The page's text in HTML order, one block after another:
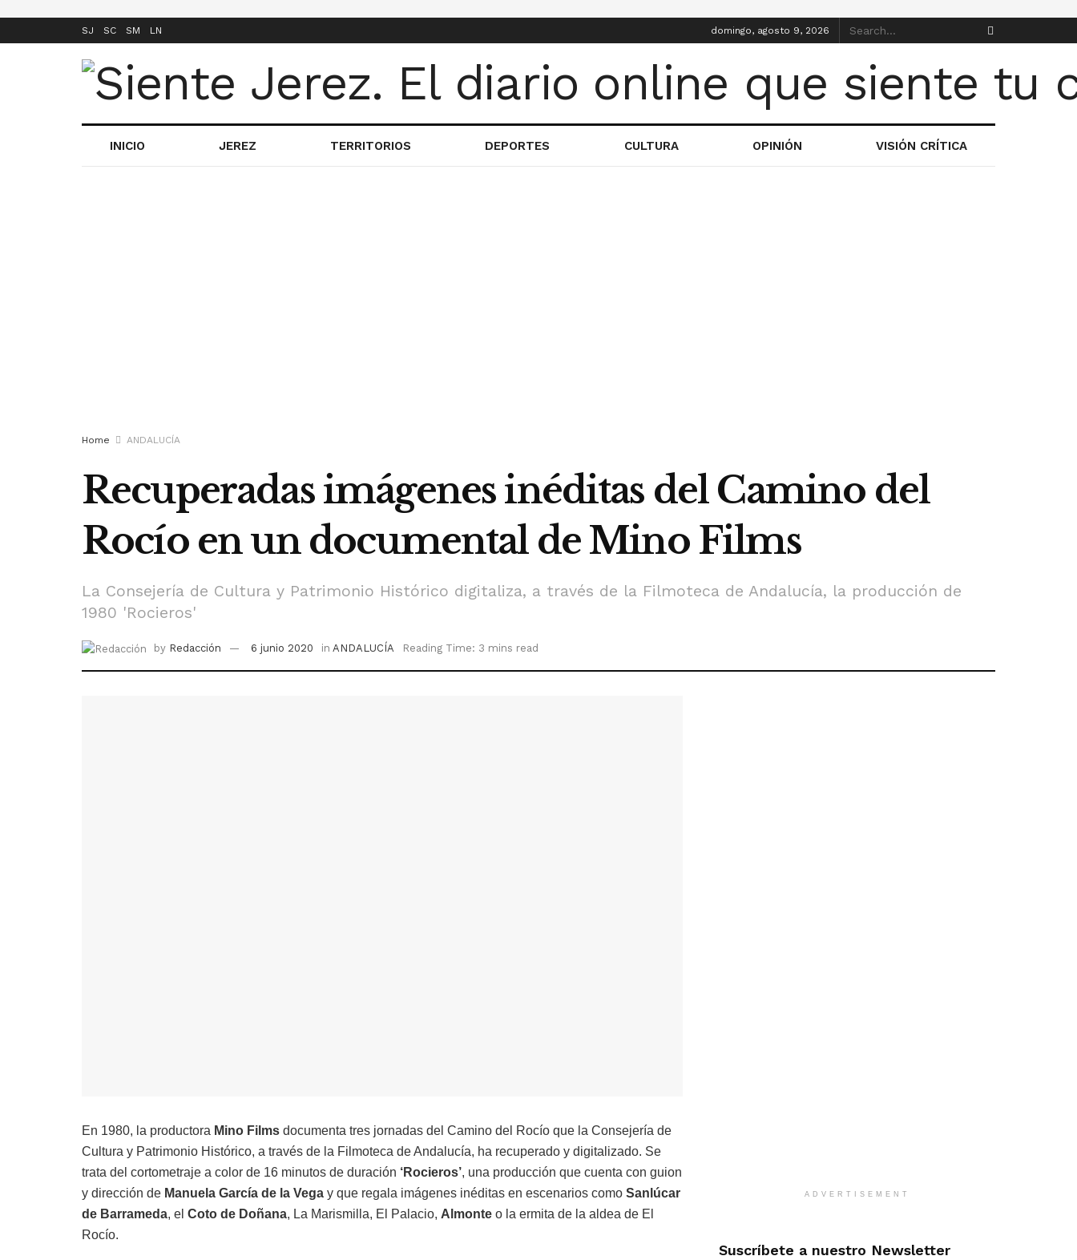
SJ SC SM LN domingo, agosto 9, 2026
INICIO JEREZ TERRITORIOS DEPORTES CULTURA OPINIÓN VISIÓN CRÍTICA
Home ANDALUCÍA
Recuperadas imágenes inéditas del Camino del
Rocío en un documental de Mino Films
La Consejería de Cultura y Patrimonio Histórico digitaliza, a través de la Filmoteca de Andalucía, la producción de
1980 'Rocieros'
by Redacción 6 junio 2020 in ANDALUCÍA Reading Time: 3 mins read
En 1980, la productora Mino Films documenta tres jornadas del Camino del Rocío que la Consejería de
Cultura y Patrimonio Histórico, a través de la Filmoteca de Andalucía, ha recuperado y digitalizado. Se
trata del cortometraje a color de 16 minutos de duración ‘Rocieros’, una producción que cuenta con guion
y dirección de Manuela García de la Vega y que regala imágenes inéditas en escenarios como Sanlúcar
de Barrameda, el Coto de Doñana, La Marismilla, El Palacio, Almonte o la ermita de la aldea de El
Rocío.
ADVERTISEMENT
Suscríbete a nuestro Newsletter